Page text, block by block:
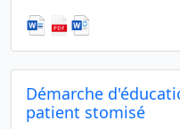
Démarche
patient stomisé